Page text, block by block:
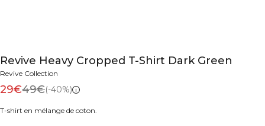
Revive Heavy Cropped T-Shirt Dark Green
Revive Collection
29€49€(-40%)
T-shirt en mélange de coton.